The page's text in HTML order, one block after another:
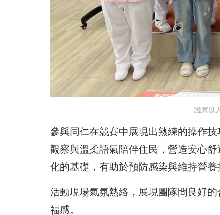
護家以
參與同仁在競賽中展現出熟練的操作
觀察與溫柔語氣陪伴住民，營造安心
化的基礎，有助於預防感染與維持營
活動現場氣氛熱絡，展現團隊間良好
福感。